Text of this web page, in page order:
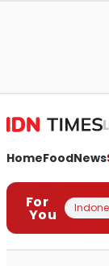
HomeFoodNews
For
You